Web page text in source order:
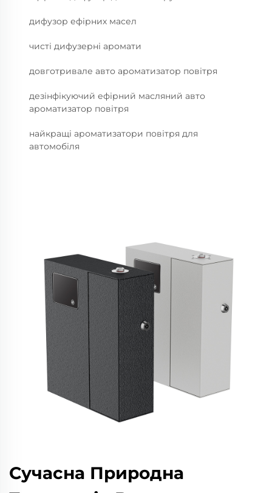
дифузор ефірних масел
чисті дифузерні аромати
довготривале авто ароматизатор повітря
дезінфікуючий ефірний масляний авто
ароматизатор повітря
найкращі ароматизатори повітря для
автомобіля
Сучасна Природна